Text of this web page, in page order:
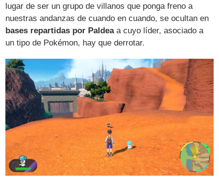
lugar de ser un grupo de villanos que ponga freno a
nuestras andanzas de cuando en cuando, se ocultan en
bases repartidas por Paldeaa cuyo líder, asociado a
un tipo de Pokémon, hay que derrotar.